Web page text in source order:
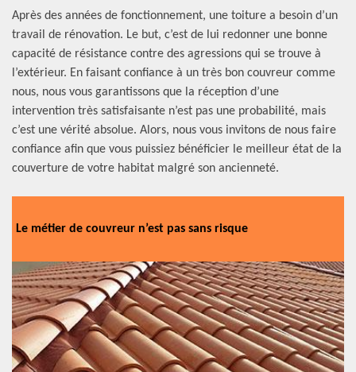
Après des années de fonctionnement, une toiture a besoin d’un
travail de rénovation. Le but, c’est de lui redonner une bonne
capacité de résistance contre des agressions qui se trouve à
l’extérieur. En faisant confiance à un très bon couvreur comme
nous, nous vous garantissons que la réception d’une
intervention très satisfaisante n’est pas une probabilité, mais
c’est une vérité absolue. Alors, nous vous invitons de nous faire
confiance afin que vous puissiez bénéficier le meilleur état de la
couverture de votre habitat malgré son ancienneté.
Le métier de couvreur n’est pas sans risque